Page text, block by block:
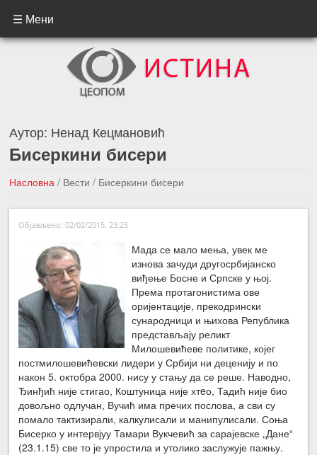
☰ Мени
Аутор: Ненад Кецмановић
Бисеркини бисери
Насловна / Вести/ Бисеркини бисери
←Претходна вест
Следећа вест →
Објављено: 02/02/2015, 23:25
Мада се мало мења, увек ме
изнова зачуди другосрбијанско
виђење Босне и Српске у њој.
Према протагонистима ове
оријентације, прекодрински
сународници и њихова Република
представљају реликт
Милошевићеве политике, којег
постмилошевићевски лидери у Србији ни деценију и по
након 5. октобра 2000. нису у стању да се реше. Наводно,
Ђинђић није стигао, Коштуница није хтeо, Тадић није био
довољно одлучан, Вучић има пречих послова, а сви су
помало тактизирали, калкулисали и манипулисали. Соња
Бисерко у интервјуу Тамари Вукчевић за сарајевске „Дане“
(23.1.15) све то је упростила и утолико заслужује пажњу.